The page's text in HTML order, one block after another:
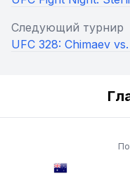
Следующий турнир
UFC 328: Chimaev